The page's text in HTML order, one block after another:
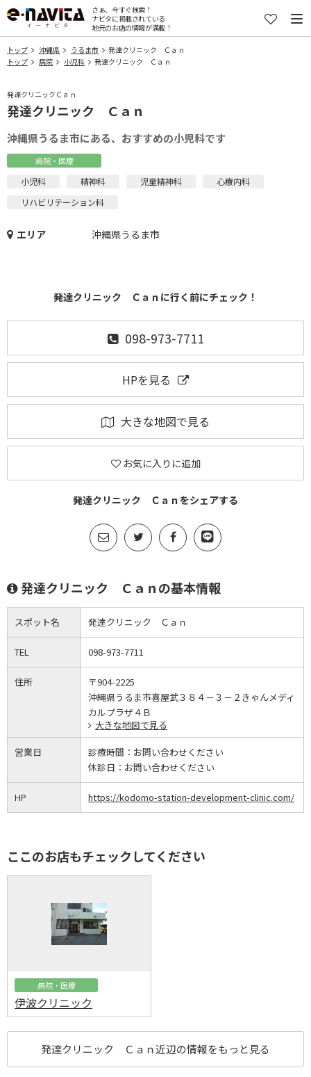
さぁ、今すぐ検索！
ナビタに掲載されている
地元のお店の情報が満載！
トップ 沖縄県 うるま市
発達クリニック Ｃａｎ
トップ
病院 小児科 発達クリニック Ｃａｎ
発達クリニックＣａｎ
発達クリニック Ｃａｎ
沖縄県うるま市にある、おすすめの小児科です
病院・医療
小児科 精神科 児童精神科
心療内科
リハビリテーション科
エリア 沖縄県うるま市
発達クリニック Ｃａｎに行く前にチェック！
098-973-7711
HPを見る
大きな地図で見る
お気に入りに追加
発達クリニック Ｃａｎをシェアする
発達クリニック Ｃａｎの基本情報
スポット名 発達クリニック Ｃａｎ
TEL 098-973-7711
住所
〒904-2225
沖縄県うるま市喜屋武３８４－３－２きゃんメディ
カルプラザ４Ｂ
大きな地図で見る
営業日 診療時間： お問い合わせください
休診日： お問い合わせください
HP https://kodomo-station-development-clinic.com/
ここのお店もチェックしてください
病院・医療
伊波クリニック
発達クリニック Ｃａｎ近辺の情報をもっと見る